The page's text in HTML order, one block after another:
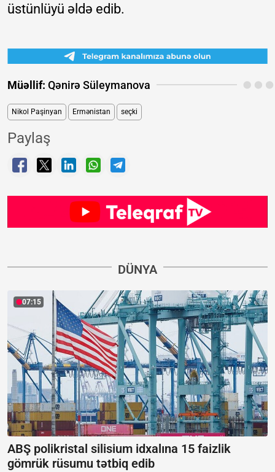
üstünlüyü əldə edib.
Müəllif: Qənirə Süleymanova
Nikol Paşinyan Ermənistan seçki
Paylaş
DÜNYA
07:15
ABŞ polikristal silisium idxalına 15 faizlik
gömrük rüsumu tətbiq edib